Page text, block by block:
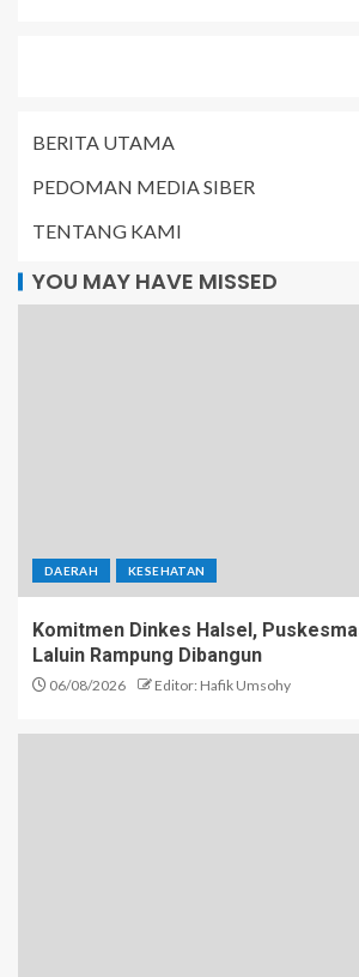
BERITA UTAMA
PEDOMAN MEDIA SIBER
TENTANG KAMI
YOU MAY HAVE MISSED
DAERAH KESEHATAN
Komitmen Dinkes Halsel,
Laluin Rampung Dibangun
06/08/2026 Editor: Hafik Umsohy